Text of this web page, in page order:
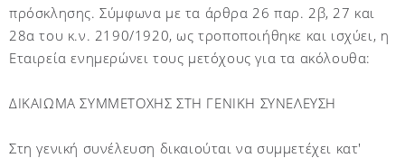
πρόσκλησης. Σύμφωνα με τα άρθρα 26 παρ. 2β, 27 και
28α του κ.ν. 2190/1920, ως τροποποιήθηκε και ισχύει, η
Εταιρεία ενημερώνει τους μετόχους για τα ακόλουθα:
ΔΙΚΑΙΩΜΑ ΣΥΜΜΕΤΟΧΗΣ ΣΤΗ ΓΕΝΙΚΗ ΣΥΝΕΛΕΥΣΗ
Στη γενική συνέλευση δικαιούται να συμμετέχει κατ'